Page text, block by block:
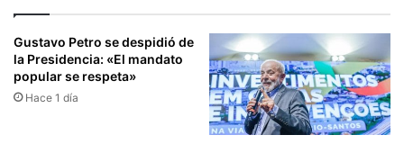
Gustavo Petro se despidió de
la Presidencia: «El mandato
popular se respeta»
Hace 1 día